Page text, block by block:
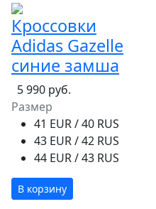
Кроссовки
Adidas Gazelle
синие замша
5 990 руб.
Размер
41 EUR / 40 RUS
43 EUR / 42 RUS
44 EUR / 43 RUS
В корзину